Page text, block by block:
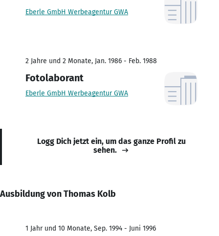
Eberle GmbH Werbeagentur GWA
2 Jahre und 2 Monate, Jan. 1986 - Feb. 1988
Fotolaborant
Eberle GmbH Werbeagentur GWA
Logg Dich jetzt ein, um das ganze Profil zu
sehen.
Ausbildung von Thomas Kolb
1 Jahr und 10 Monate, Sep. 1994 - Juni 1996